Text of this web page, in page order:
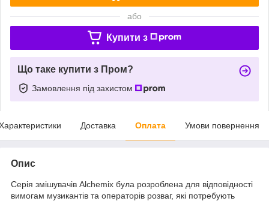
або
Купити з
Що таке купити з Пром?
Замовлення під захистом
Доставка Оплата Умови повернення
Опис
Серія змішувачів Alchemix була розроблена для відповідності
вимогам музикантів та операторів розваг, які потребують